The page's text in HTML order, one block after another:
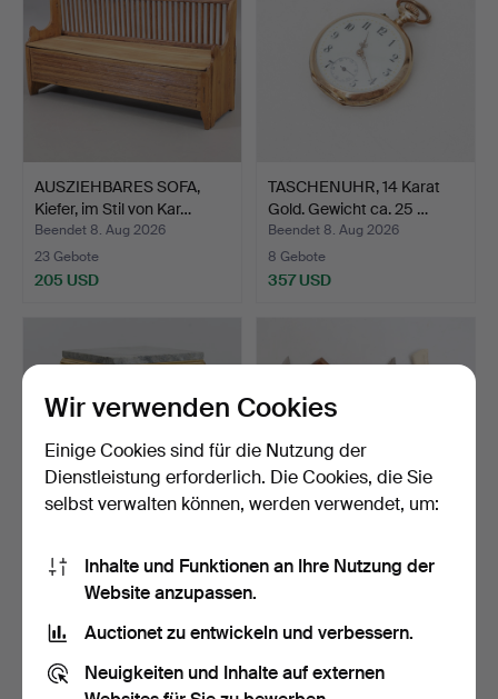
AUSZIEHBARES SOFA,
Kiefer, im Stil von Kar…
Beendet 8. Aug 2026
23 Gebote
205 USD
TASCHENUHR, 14 Karat
Gold. Gewicht ca. 25 …
Beendet 8. Aug 2026
8 Gebote
357 USD
PODEST-HOCKER,
Rokoko-Stil, 20.
Jahrhunder…
Beendet 8. Aug 2026
1 Gebot
MESSER, 2 Stk.
1 Gebot
Wir verwenden Cookies
Einige Cookies sind für die Nutzung der
Dienstleistung erforderlich. Die Cookies, die Sie
selbst verwalten können, werden verwendet, um:
Inhalte und Funktionen an Ihre Nutzung der
Website anzupassen.
Auctionet zu entwickeln und verbessern.
Neuigkeiten und Inhalte auf externen